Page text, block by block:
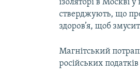
ізоляторі в Москві
стверджують, що
здоров’я, щоб
Магнітський
російських